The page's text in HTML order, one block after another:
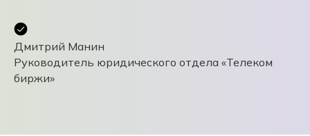
Дмитрий Манин
Руководитель юридического отдела «Телеком
биржи»